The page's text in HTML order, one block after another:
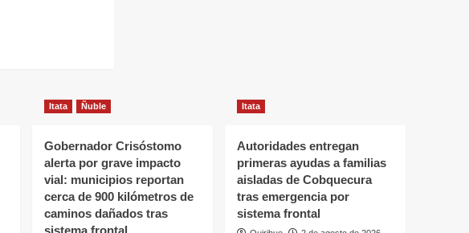
Itata Ñuble
Gobernador Crisóstomo
alerta por grave impacto
vial: municipios reportan
cerca de 900 kilómetros de
caminos dañados tras
sistema frontal
Itata
Autoridades entregan
primeras ayudas a familias
aisladas de Cobquecura
tras emergencia por
sistema frontal